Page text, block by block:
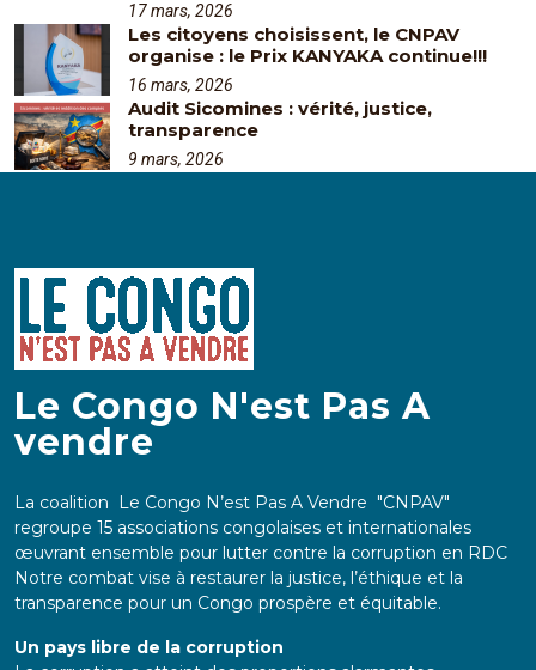
17 mars, 2026
Les citoyens choisissent, le CNPAV
organise : le Prix KANYAKA continue!!!
16 mars, 2026
Audit Sicomines : vérité, justice,
transparence
9 mars, 2026
Le Congo N'est Pas A
vendre
La coalition Le Congo N’est Pas A Vendre "CNPAV"
regroupe 15 associations congolaises et internationales
œuvrant ensemble pour lutter contre la corruption en RDC
Notre combat vise à restaurer la justice, l’éthique et la
transparence pour un Congo prospère et équitable.
Un pays libre de la corruption